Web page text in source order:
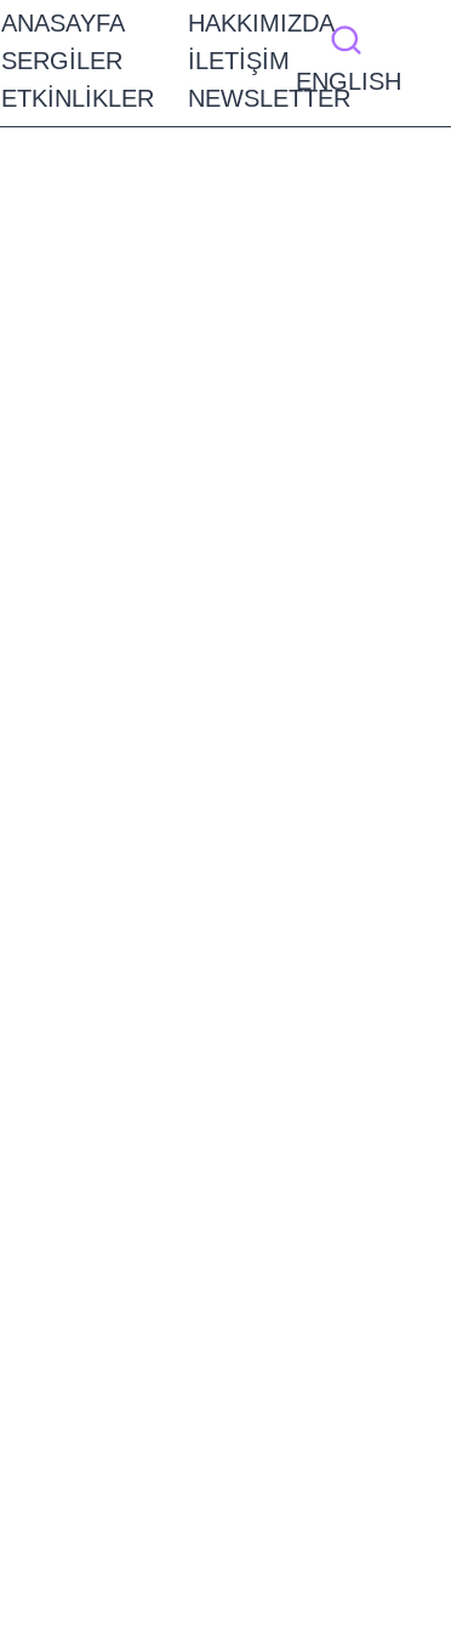
ANASAYFA
SERGILER
ETKINLIKLER
HAKKIMIZDA
İLETIŞIM
NEWSLETTER
ENGLISH